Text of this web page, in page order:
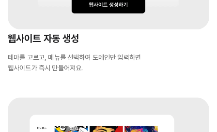
웹사이트 자동 생성
테마를 고르고, 메뉴를 선택하여 도메인만 입력하면
웹사이트가 즉시 만들어져요.